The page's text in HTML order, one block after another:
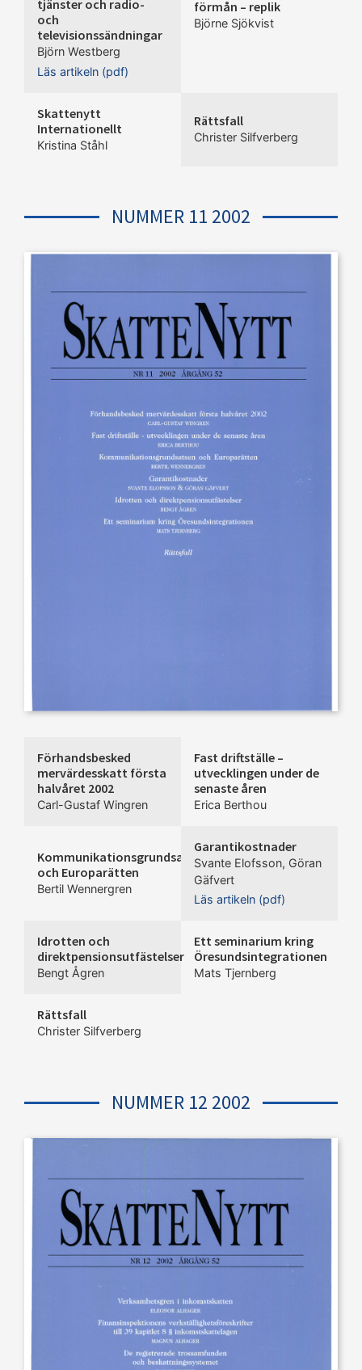
tjänster och radio-
och
televisionssändningar
Björn Westberg
Läs artikeln (pdf)
förmån – replik
Björne Sjökvist
Skattenytt
Internationellt
Kristina Ståhl
Rättsfall
Christer Silfverberg
NUMMER 11 2002
Förhandsbesked
mervärdesskatt första
halvåret 2002
Carl-Gustaf Wingren
Fast driftställe –
utvecklingen under de
senaste åren
Erica Berthou
Kommunikationsgrundsatsen
och Europarätten
Bertil Wennergren
Garantikostnader
Svante Elofsson, Göran
Gäfvert
Läs artikeln (pdf)
Idrotten och
direktpensionsutfästelser
Bengt Ågren
Ett seminarium kring
Öresundsintegrationen
Mats Tjernberg
Rättsfall
Christer Silfverberg
NUMMER 12 2002